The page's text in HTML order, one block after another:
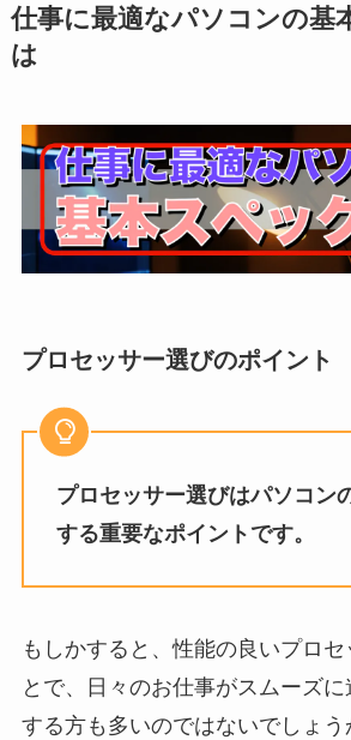
仕事に最適なパソコンの基
は
プロセッサー選びのポイント
プロセッサー選びはパソコン
する重要なポイントです。
もしかすると、性能の良いプロ
とで、日々のお仕事がスムーズ
する方も多いのではないでしょう